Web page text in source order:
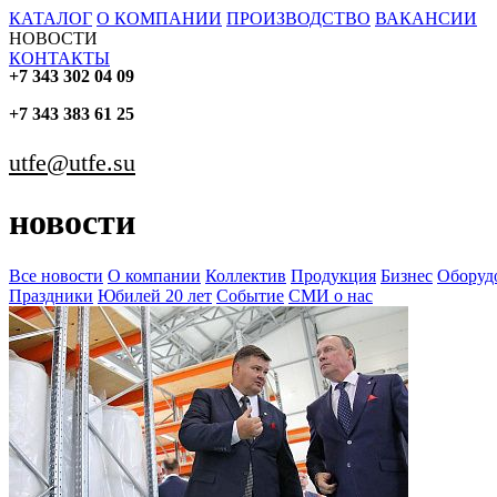
КАТАЛОГ О КОМПАНИИ ПРОИЗВОДСТВО ВАКАНСИИ
НОВОСТИ
КОНТАКТЫ
+7 343 302 04 09
+7 343 383 61 25
utfe@utfe.su
новости
Все новости О компании Коллектив Продукция Бизнес
Праздники Юбилей 20 лет Событие СМИ о нас